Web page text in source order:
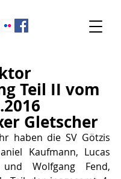
Teil II vom
Gletscher
haben die SV Götzis
Kaufmann, Lucas
und Wolfgang Fend,